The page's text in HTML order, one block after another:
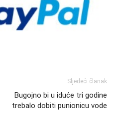
Sljedeći članak
Bugojno bi u iduće tri godine
trebalo dobiti punionicu vode